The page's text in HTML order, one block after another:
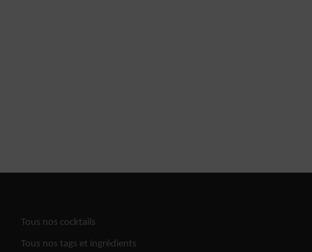
Tous nos cocktails
Tous nos tags et ingrédients